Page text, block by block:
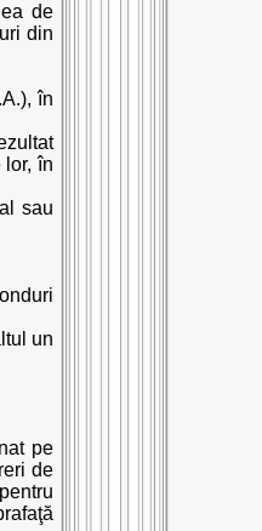
de
din
în
lor, în
sau
un
pe
de